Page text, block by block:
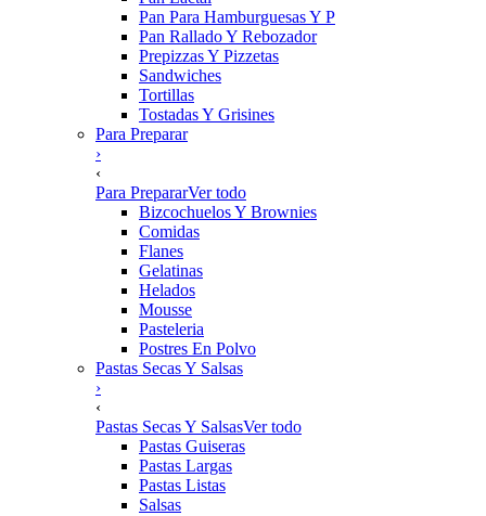
Pan Para Hamburguesas Y P
Pan Rallado Y Rebozador
Prepizzas Y Pizzetas
Sandwiches
Tortillas
Tostadas Y Grisines
Para Preparar
›
‹
Para PrepararVer todo
Bizcochuelos Y Brownies
Comidas
Flanes
Gelatinas
Helados
Mousse
Pasteleria
Postres En Polvo
Pastas Secas Y Salsas
›
‹
Pastas Secas Y SalsasVer todo
Pastas Guiseras
Pastas Largas
Pastas Listas
Salsas